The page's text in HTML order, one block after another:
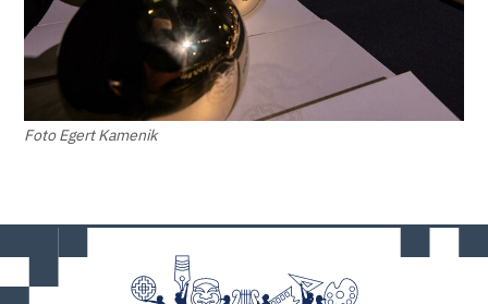
Foto Egert Kamenik